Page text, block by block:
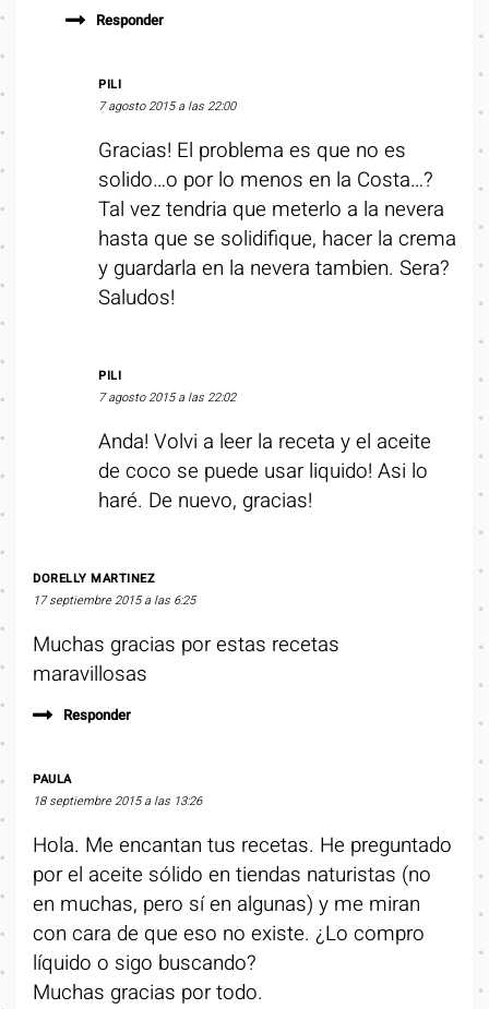
Responder
PILI
7 agosto 2015 a las 22:00
Gracias! El problema es que no es
solido…o por lo menos en la Costa…?
Tal vez tendria que meterlo a la nevera
hasta que se solidifique, hacer la crema
y guardarla en la nevera tambien. Sera?
Saludos!
PILI
7 agosto 2015 a las 22:02
Anda! Volvi a leer la receta y el aceite
de coco se puede usar liquido! Asi lo
haré. De nuevo, gracias!
DORELLY MARTINEZ
17 septiembre 2015 a las 6:25
Muchas gracias por estas recetas
maravillosas
Responder
PAULA
18 septiembre 2015 a las 13:26
Hola. Me encantan tus recetas. He preguntado
por el aceite sólido en tiendas naturistas (no
en muchas, pero sí en algunas) y me miran
con cara de que eso no existe. ¿Lo compro
líquido o sigo buscando?
Muchas gracias por todo.